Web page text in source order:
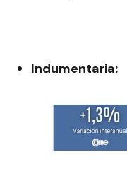
Indumentaria: